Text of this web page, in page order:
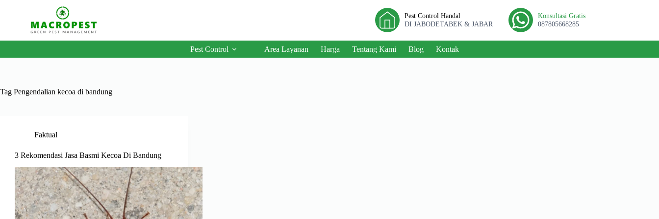
Pest Control Handal
DI JABODETABEK & JABAR
Konsultasi Gratis
087805668285
Pest Control Area Layanan Harga Tentang Kami Blog Kontak
Tag Pengendalian kecoa di bandung
Faktual
3 Rekomendasi Jasa Basmi Kecoa Di Bandung